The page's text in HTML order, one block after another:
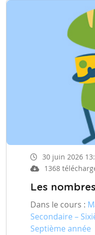
30 juin 2026
1368
Les
Dans le cours :
Secondaire –
Septième année